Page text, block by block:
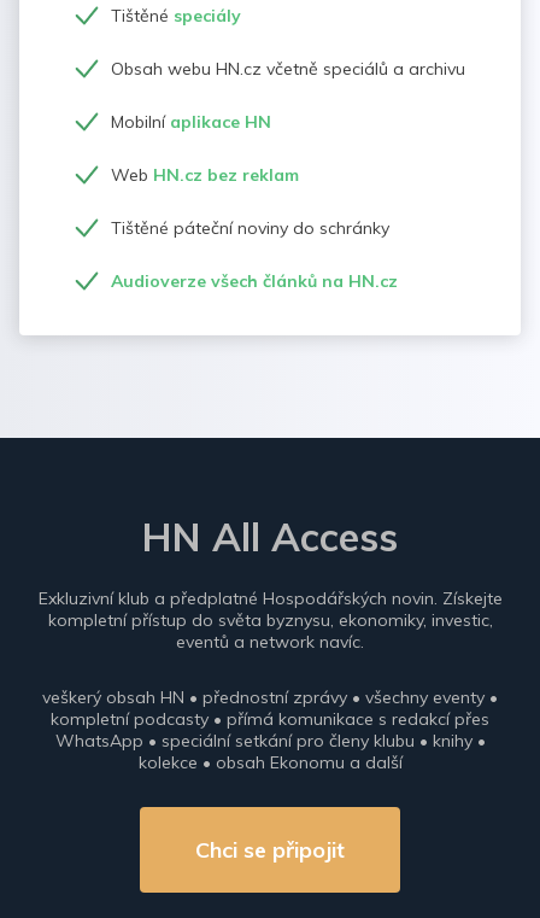
Tištěné speciály
Obsah webu HN.cz včetně speciálů a archivu
Mobilní aplikace HN
Web HN.cz bez reklam
Tištěné páteční noviny do schránky
Audioverze všech článků na HN.cz
HN All Access
Exkluzivní klub a předplatné Hospodářských novin. Získejte
kompletní přístup do světa byznysu, ekonomiky, investic,
eventů a network navíc.
veškerý obsah HN • přednostní zprávy • všechny eventy •
kompletní podcasty • přímá komunikace s redakcí přes
WhatsApp • speciální setkání pro členy klubu • knihy •
kolekce • obsah Ekonomu a další
Chci se připojit